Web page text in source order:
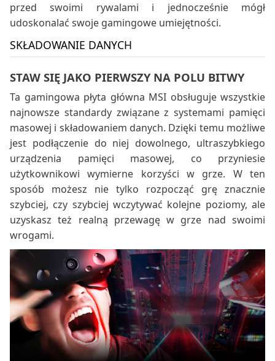
przed swoimi rywalami i jednocześnie mógł
udoskonalać swoje gamingowe umiejętności.
SKŁADOWANIE DANYCH
STAW SIĘ JAKO PIERWSZY NA POLU BITWY
Ta gamingowa płyta główna MSI obsługuje wszystkie
najnowsze standardy związane z systemami pamięci
masowej i składowaniem danych. Dzięki temu możliwe
jest podłączenie do niej dowolnego, ultraszybkiego
urządzenia pamięci masowej, co przyniesie
użytkownikowi wymierne korzyści w grze. W ten
sposób możesz nie tylko rozpocząć grę znacznie
szybciej, czy szybciej wczytywać kolejne poziomy, ale
uzyskasz też realną przewagę w grze nad swoimi
wrogami.